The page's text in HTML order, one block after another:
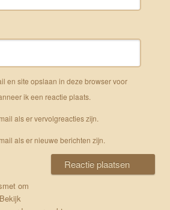
en site opslaan in deze browser voor
ik een reactie plaats.
als er vervolgreacties zijn.
als er nieuwe berichten zijn.
om
Bekijk